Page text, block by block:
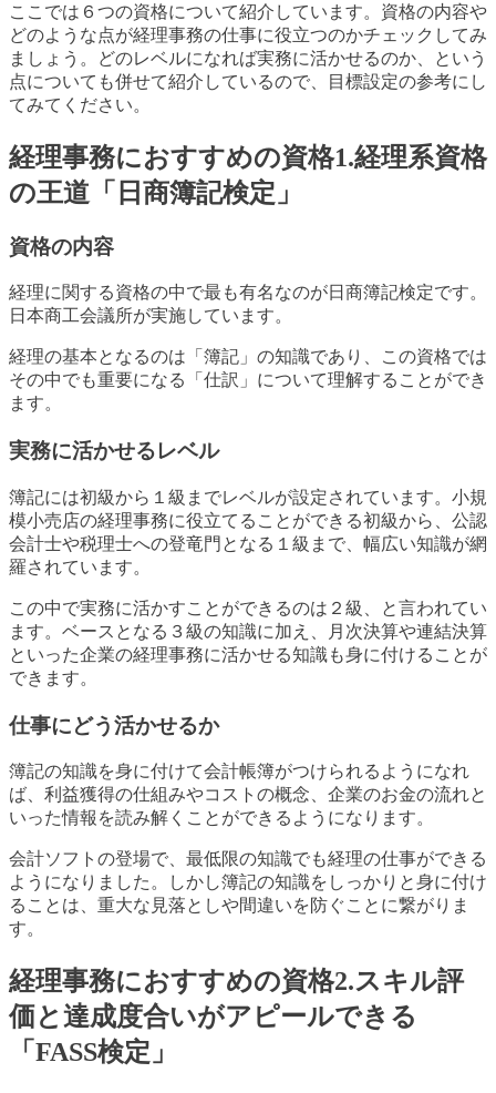
ここでは６つの資格について紹介しています。資格の内容や
どのような点が経理事務の仕事に役立つのかチェックしてみ
ましょう。どのレベルになれば実務に活かせるのか、という
点についても併せて紹介しているので、目標設定の参考にし
てみてください。
経理事務におすすめの資格1.経理系資格
の王道「日商簿記検定」
資格の内容
経理に関する資格の中で最も有名なのが日商簿記検定です。
日本商工会議所が実施しています。
経理の基本となるのは「簿記」の知識であり、この資格では
その中でも重要になる「仕訳」について理解することができ
ます。
実務に活かせるレベル
簿記には初級から１級までレベルが設定されています。小規
模小売店の経理事務に役立てることができる初級から、公認
会計士や税理士への登竜門となる１級まで、幅広い知識が網
羅されています。
この中で実務に活かすことができるのは２級、と言われてい
ます。ベースとなる３級の知識に加え、月次決算や連結決算
といった企業の経理事務に活かせる知識も身に付けることが
できます。
仕事にどう活かせるか
簿記の知識を身に付けて会計帳簿がつけられるようになれ
ば、利益獲得の仕組みやコストの概念、企業のお金の流れと
いった情報を読み解くことができるようになります。
会計ソフトの登場で、最低限の知識でも経理の仕事ができる
ようになりました。しかし簿記の知識をしっかりと身に付け
ることは、重大な見落としや間違いを防ぐことに繋がりま
す。
経理事務におすすめの資格2.スキル評
価と達成度合いがアピールできる
「FASS検定」